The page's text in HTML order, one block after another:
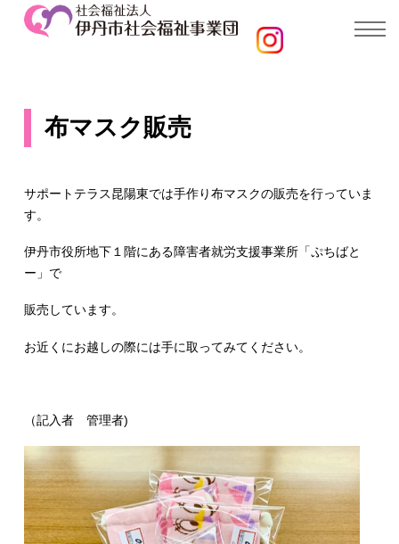
布マスク販売
サポートテラス昆陽東では手作り布マスクの販売を行っていま
す。
伊丹市役所地下１階にある障害者就労支援事業所「ぷちばと
ー」で
販売しています。
お近くにお越しの際には手に取ってみてください。
（記入者 管理者)